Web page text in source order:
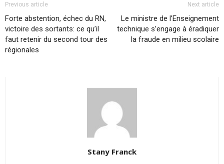
Previous article
Forte abstention, échec du RN,
victoire des sortants: ce qu’il
faut retenir du second tour des
régionales
Next article
Le ministre de l’Enseignement
technique s’engage à éradiquer
la fraude en milieu scolaire
Stany Franck